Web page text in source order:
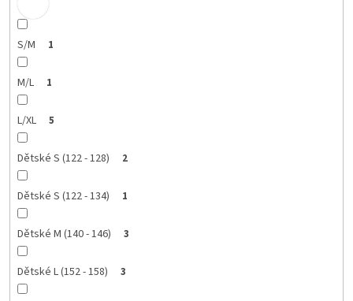
S/M 1
M/L 1
L/XL 5
Dětské S (122 - 128) 2
Dětské S (122 - 134) 1
Dětské M (140 - 146) 3
Dětské L (152 - 158) 3